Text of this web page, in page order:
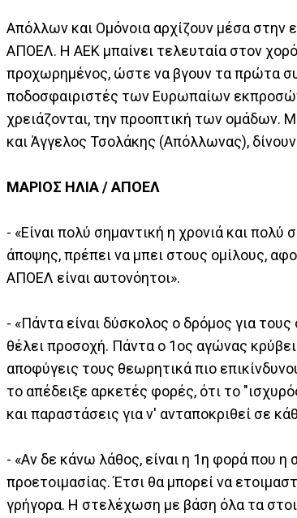
Απόλλων και Ομόνοια αρχίζουν μέσα στην
ΑΠΟΕΛ. Η ΑΕΚ μπαίνει τελευταία στον
προχωρημένος, ώστε να βγουν τα πρώτα
ποδοσφαιριστές των Ευρωπαίων
χρειάζονται, την προοπτική των ομάδων.
και Άγγελος Τσολάκης (Απόλλωνας),
MΑΡΙΟΣ ΗΛΙΑ / ΑΠΟΕΛ
- «Είναι πολύ σημαντική η χρονιά και
άποψης, πρέπει να μπει στους ομίλους,
ΑΠΟΕΛ είναι αυτονόητοι».
- «Πάντα είναι δύσκολος ο δρόμος για
θέλει προσοχή. Πάντα ο 1ος αγώνας
αποφύγεις τους θεωρητικά πιο
το απέδειξε αρκετές φορές, ότι το
και παραστάσεις για ν' ανταποκριθεί σε
- «Αν δε κάνω λάθος, είναι η 1η φορά που
προετοιμασίας. Έτσι θα μπορεί να
γρήγορα. Η στελέχωση με βάση όλα τα